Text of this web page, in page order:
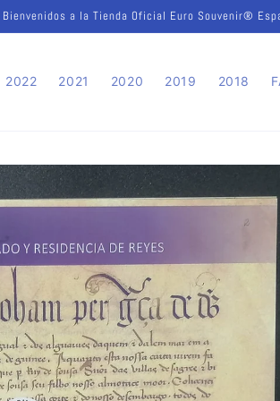
Bienvenidos a la Tienda Oficial Euro Souvenir®
2022 2021 2020 2019 2018